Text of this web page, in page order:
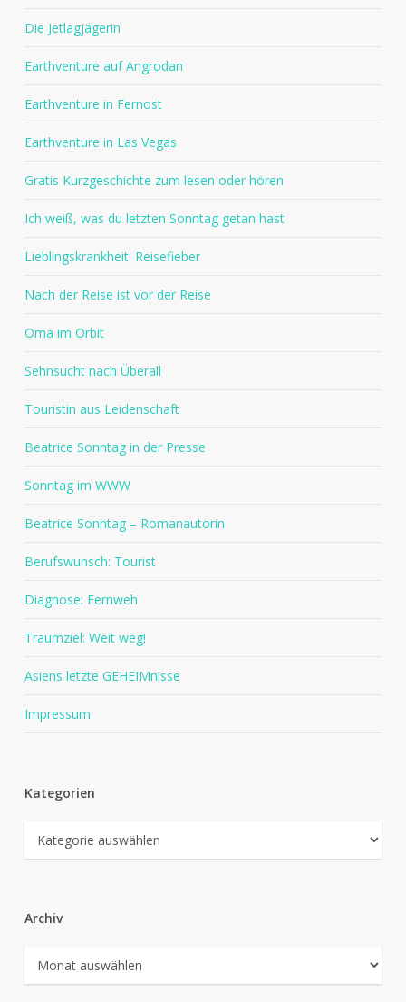
Die Jetlagjägerin
Earthventure auf Angrodan
Earthventure in Fernost
Earthventure in Las Vegas
Gratis Kurzgeschichte zum lesen oder hören
Ich weiß, was du letzten Sonntag getan hast
Lieblingskrankheit: Reisefieber
Nach der Reise ist vor der Reise
Oma im Orbit
Sehnsucht nach Überall
Touristin aus Leidenschaft
Beatrice Sonntag in der Presse
Sonntag im WWW
Beatrice Sonntag – Romanautorin
Berufswunsch: Tourist
Diagnose: Fernweh
Traumziel: Weit weg!
Asiens letzte GEHEIMnisse
Impressum
Kategorien
Kategorien
Archiv
Archiv